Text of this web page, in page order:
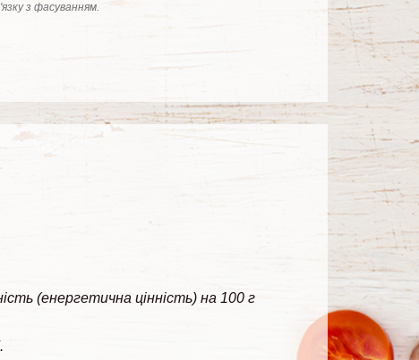
з фасуванням.
(енергетична цінність) на 100 г